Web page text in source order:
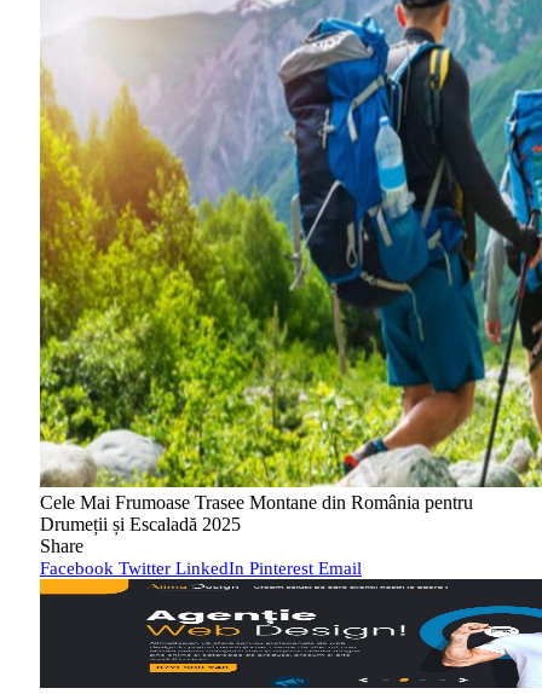
Cele Mai Frumoase Trasee Montane din România pentru
Drumeții și Escaladă 2025
Share
Facebook Twitter LinkedIn Pinterest Email